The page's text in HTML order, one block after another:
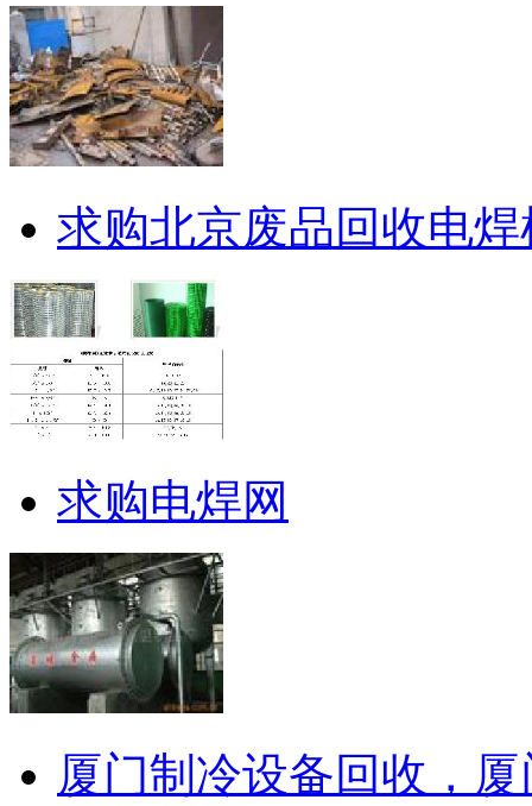
求购北京废品回收电
求购电焊网
厦门制冷设备回收，